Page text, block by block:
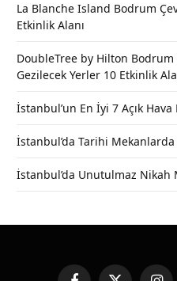
La Blanche Island Bodrum
Etkinlik Alanı
DoubleTree by Hilton
Gezilecek Yerler 10 Etkinlik
İstanbul’un En İyi 7 Açık Hava
İstanbul’da Tarihi
İstanbul’da Unutulmaz Nikah